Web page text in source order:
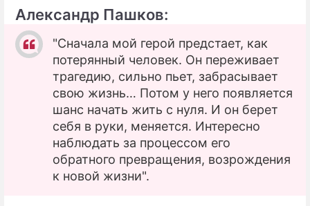
Александр Пашков:
"Сначала мой герой предстает, как
потерянный человек. Он переживает
трагедию, сильно пьет, забрасывает
свою жизнь… Потом у него появляется
шанс начать жить с нуля. И он берет
себя в руки, меняется. Интересно
наблюдать за процессом его
обратного превращения, возрождения
к новой жизни".